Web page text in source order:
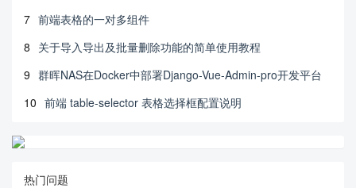
7 前端表格的一对多组件
8 关于导入导出及批量删除功能的简单使用教程
9 群晖NAS在Docker中部署Django-Vue-Admin-pro开发平台
10 前端 table-selector 表格选择框配置说明
热门问题